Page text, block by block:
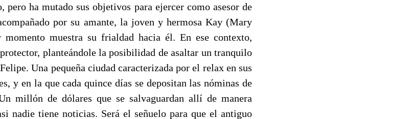
pero ha mutado sus objetivos para ejercer como asesor de
por su amante, la joven y hermosa Kay (Mary
momento muestra su frialdad hacia él. En ese contexto,
planteándole la posibilidad de asaltar un tranquilo
Una pequeña ciudad caracterizada por el relax en sus
y en la que cada quince días se depositan las nóminas de
millón de dólares que se salvaguardan allí de manera
nadie tiene noticias. Será el señuelo para que el antiguo